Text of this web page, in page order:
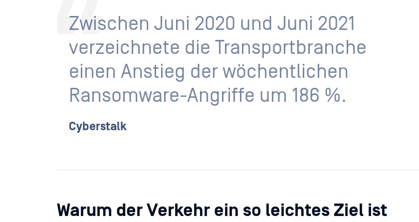
Zwischen Juni 2020 und Juni 2021
verzeichnete die Transportbranche
einen Anstieg der wöchentlichen
Ransomware-Angriffe um 186 %.
Cyberstalk
Warum der Verkehr ein so leichtes Ziel ist